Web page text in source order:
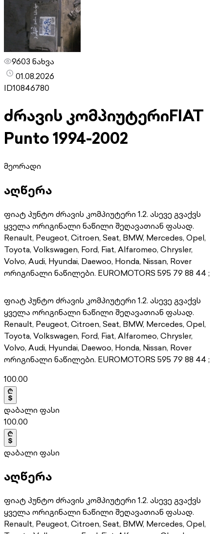
9603 ნახვა
01.08.2026
ID10846780
ძრავის კომპიუტერიFIAT
Punto 1994-2002
მეორადი
აღწერა
ფიატ პუნტო ძრავის კომპიუტერი 1.2. ასევე გვაქვს
ყველა ორიგინალი ნაწილი შეღავათიან ფასად.
Renault, Peugeot, Citroen, Seat, BMW, Mercedes, Opel,
Toyota, Volkswagen, Ford, Fiat, Alfaromeo, Chrysler,
Volvo, Audi, Hyundai, Daewoo, Honda, Nissan, Rover
ორიგინალი ნაწილები. EUROMOTORS 595 79 88 44 ;
ფიატ პუნტო ძრავის კომპიუტერი 1.2. ასევე გვაქვს
ყველა ორიგინალი ნაწილი შეღავათიან ფასად.
Renault, Peugeot, Citroen, Seat, BMW, Mercedes, Opel,
Toyota, Volkswagen, Ford, Fiat, Alfaromeo, Chrysler,
Volvo, Audi, Hyundai, Daewoo, Honda, Nissan, Rover
ორიგინალი ნაწილები. EUROMOTORS 595 79 88 44 ;
100.00
დაბალი ფასი
100.00
დაბალი ფასი
აღწერა
ფიატ პუნტო ძრავის კომპიუტერი 1.2. ასევე გვაქვს
ყველა ორიგინალი ნაწილი შეღავათიან ფასად.
Renault, Peugeot, Citroen, Seat, BMW, Mercedes, Opel,